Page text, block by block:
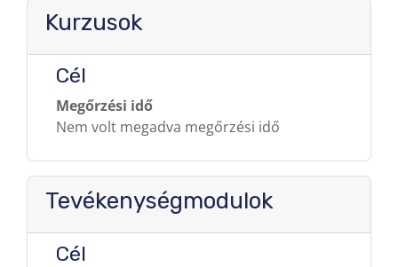
Kurzusok
Cél
Megőrzési idő
Nem volt megadva megőrzési idő
Tevékenységmodulok
Cél